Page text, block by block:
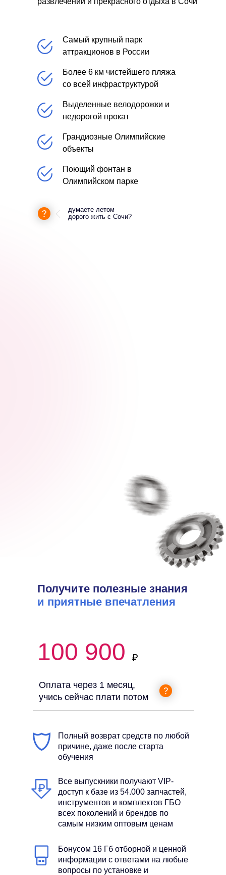
Самый крупный парк
аттракционов в России
Более 6 км чистейшего пляжа
со всей инфраструктурой
Выделенные велодорожки и
недорогой прокат
Грандиозные Олимпийские
объекты
Поющий фонтан в
Олимпийском парке
думаете летом
дорого жить с Сочи?
Получите полезные знания
и приятные впечатления
Оплата через 1 месяц,
учись сейчас плати потом
100 900
Полный возврат средств по любой
причине, даже после старта
обучения
Все выпускники получают VIP-
доступ к базе из 54.000 запчастей,
инструментов и комплектов ГБО
всех поколений и брендов по
самым низким оптовым ценам
Бонусом 16 Гб отборной и ценной
информации с ответами на любые
вопросы по установке и
₽